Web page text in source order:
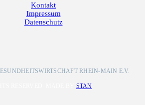
Kontakt
Impressum
Datenschutz
RHEIN-MAIN E.V.
STAN